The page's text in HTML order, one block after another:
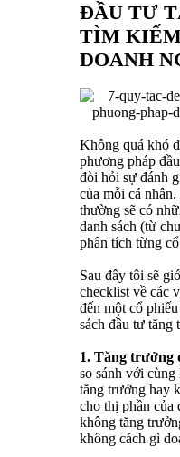
ĐẦU TƯ
TÌM
DOANH
Không quá khó
phương pháp
đòi hỏi sự đánh
của mỗi cá
thường sẽ có
danh sách (từ
phân tích từng
Sau đây tôi sẽ
checklist về các
đến một cổ
sách đầu tư tăng
1. Tăng trưởng
so sánh với
tăng trưởng hay
cho thị phần của
không tăng
không cách gì